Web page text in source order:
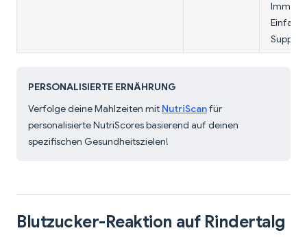
Einfach
PERSONALISIERTE ERNÄHRUNG
Verfolge deine Mahlzeiten mit NutriScanfür
personalisierte NutriScores basierend auf deinen
spezifischen Gesundheitszielen!
Blutzucker-Reaktion auf Rindertalg